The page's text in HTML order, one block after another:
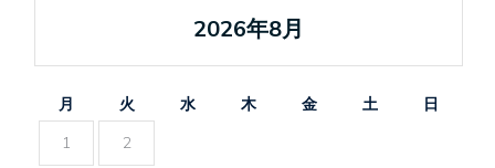
2026年8月
月 火 水 木 金 土
日
1
2